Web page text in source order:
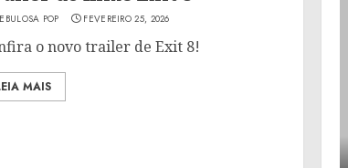
POP FEVEREIRO 25, 2026
o novo trailer de Exit 8!
MAIS